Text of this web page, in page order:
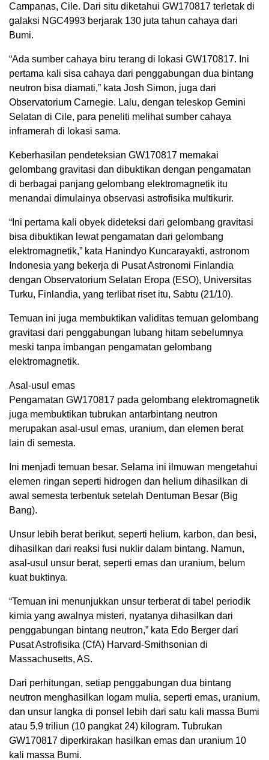
Campanas, Cile. Dari situ diketahui GW170817 terletak di
galaksi NGC4993 berjarak 130 juta tahun cahaya dari
Bumi.
“Ada sumber cahaya biru terang di lokasi GW170817. Ini
pertama kali sisa cahaya dari penggabungan dua bintang
neutron bisa diamati,” kata Josh Simon, juga dari
Observatorium Carnegie. Lalu, dengan teleskop Gemini
Selatan di Cile, para peneliti melihat sumber cahaya
inframerah di lokasi sama.
Keberhasilan pendeteksian GW170817 memakai
gelombang gravitasi dan dibuktikan dengan pengamatan
di berbagai panjang gelombang elektromagnetik itu
menandai dimulainya observasi astrofisika multikurir.
“Ini pertama kali obyek dideteksi dari gelombang gravitasi
bisa dibuktikan lewat pengamatan dari gelombang
elektromagnetik,” kata Hanindyo Kuncarayakti, astronom
Indonesia yang bekerja di Pusat Astronomi Finlandia
dengan Observatorium Selatan Eropa (ESO), Universitas
Turku, Finlandia, yang terlibat riset itu, Sabtu (21/10).
Temuan ini juga membuktikan validitas temuan gelombang
gravitasi dari penggabungan lubang hitam sebelumnya
meski tanpa imbangan pengamatan gelombang
elektromagnetik.
Asal-usul emas
Pengamatan GW170817 pada gelombang elektromagnetik
juga membuktikan tubrukan antarbintang neutron
merupakan asal-usul emas, uranium, dan elemen berat
lain di semesta.
Ini menjadi temuan besar. Selama ini ilmuwan mengetahui
elemen ringan seperti hidrogen dan helium dihasilkan di
awal semesta terbentuk setelah Dentuman Besar (Big
Bang).
Unsur lebih berat berikut, seperti helium, karbon, dan besi,
dihasilkan dari reaksi fusi nuklir dalam bintang. Namun,
asal-usul unsur berat, seperti emas dan uranium, belum
kuat buktinya.
“Temuan ini menunjukkan unsur terberat di tabel periodik
kimia yang awalnya misteri, nyatanya dihasilkan dari
penggabungan bintang neutron,” kata Edo Berger dari
Pusat Astrofisika (CfA) Harvard-Smithsonian di
Massachusetts, AS.
Dari perhitungan, setiap penggabungan dua bintang
neutron menghasilkan logam mulia, seperti emas, uranium,
dan unsur langka di ponsel lebih dari satu kali massa Bumi
atau 5,9 triliun (10 pangkat 24) kilogram. Tubrukan
GW170817 diperkirakan hasilkan emas dan uranium 10
kali massa Bumi.